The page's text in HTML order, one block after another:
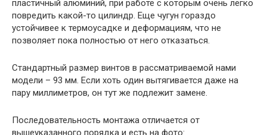
пластичный алюминий, при работе с которым очень легко
повредить какой-то цилиндр. Еще чугун гораздо
устойчивее к термоусадке и деформациям, что не
позволяет пока полностью от него отказаться.
Стандартный размер винтов в рассматриваемой нами
модели – 93 мм. Если хоть один вытягивается даже на
пару миллиметров, он тут же подлежит замене.
Последовательность монтажа отличается от
вышеуказанного порядка и есть на фото: